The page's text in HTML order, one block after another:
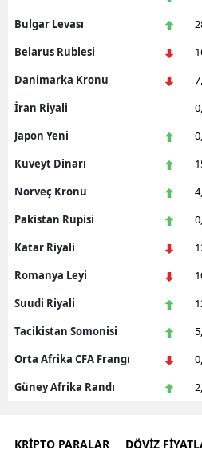
Bulgar Levası
Belarus Rublesi
Danimarka Kronu
İran Riyali
Japon Yeni
Kuveyt Dinarı
Norveç Kronu
Pakistan Rupisi
Katar Riyali
Romanya Leyi
Suudi Riyali
Tacikistan Somonisi
Orta Afrika CFA Frangı
Güney Afrika Randı
KRİPTO PARALAR DÖVİZ